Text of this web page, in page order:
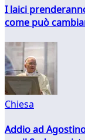
I laici
come può
Chiesa
Addio ad